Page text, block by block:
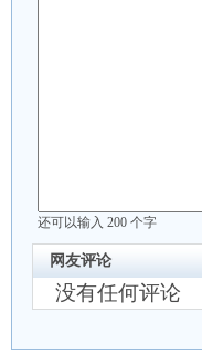
还可以输入 200 个字
网友评论
没有任何评论